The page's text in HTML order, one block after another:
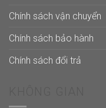
Chính sách vận chuyển
Chính sách bảo hành
Chính sách đổi trả